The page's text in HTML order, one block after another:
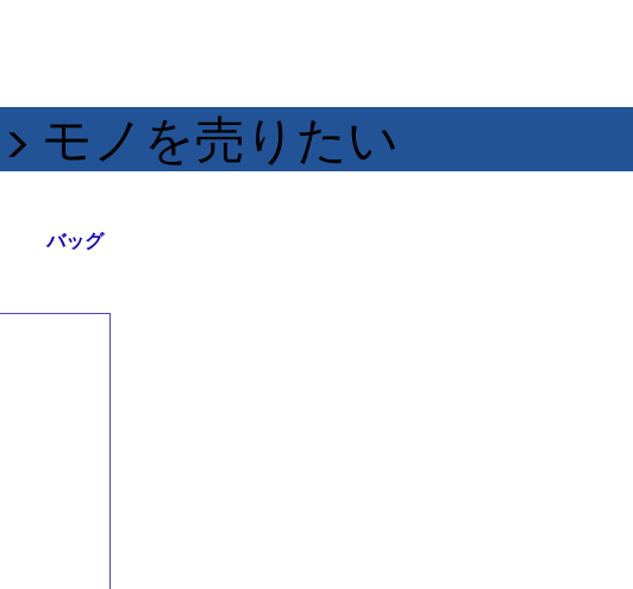
バッグ
▶︎ モノを売りたい